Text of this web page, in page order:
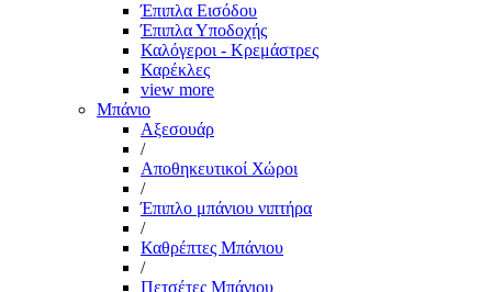
Έπιπλα Εισόδου
Έπιπλα Υποδοχής
Καλόγεροι - Κρεμάστρες
Καρέκλες
view more
Μπάνιο
Αξεσουάρ
/
Αποθηκευτικοί Χώροι
/
Έπιπλο μπάνιου νιπτήρα
/
Καθρέπτες Μπάνιου
/
Πετσέτες Μπάνιου